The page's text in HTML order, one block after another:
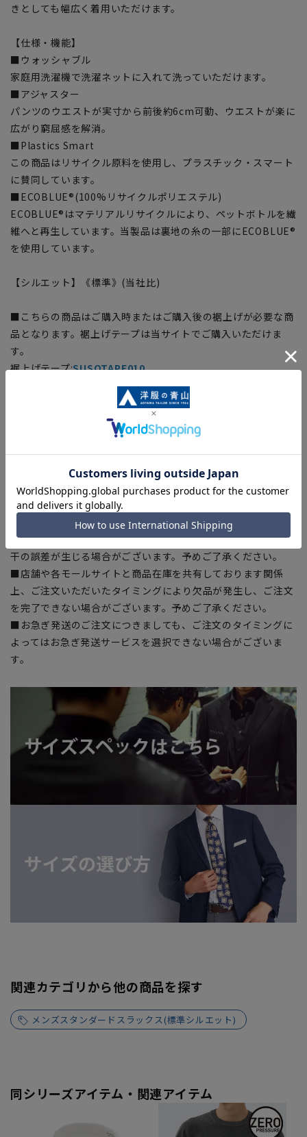
きとしても幅広く着用いただけます。
【仕様・機能】
■ウォッシャブル
家庭用洗濯機で洗濯ネットに入れて洗っていただけます。
■アジャスター
パンツのウエストが実寸から前後約6cm可動、ウエストが楽に
広がり窮屈感を解消。
■Plastics Smart
この商品はリサイクル原料を使用し、プラスチック・スマート
に賛同しています。
■ECOBLUE®(100%リサイクルポリエステル)
ECOBLUE®はマテリアルリサイクルにより、ペットボトルを繊
維へと再生しています。当製品は裏地の糸の一部にECOBLUE®
を使用しています。
【シルエット】《標準》(当社比)
■こちらの商品はご購入時またはご購入後の裾上げが必要な商
品となります。裾上げテープは当サイトでご購入いただけま
す。
裾上げテープ:SUSOTAPE010
※こちらの商品は在庫切れの場合がございます。
【商品に関するご注意】
■商品画像はサンプルのため、色味やサイズ等の仕様に変更が
ある場合がございますので、予めご了承ください。
■サイズスペックは仕上がりサイズを記載しております。
■ブラウザやお使いのモニター環境、また撮影時の室内外の光
加減により、実際の商品と掲載画像の色味が異なる場合がござ
■生地や仕様・デザインにより、着用感や実際のサイズ表に若
干の誤差が生じる場合がございます。予めご了承ください。
■店舗や各モールサイトと商品在庫を共有しております関係
上、ご注文いただいたタイミングにより欠品が発生し、ご注文
を完了できない場合がございます。予めご了承ください。
■お急ぎ発送のご注文につきましても、ご注文のタイミングに
よってはお急ぎ発送サービスを選択できない場合がございま
す。
関連カテゴリから他の商品を探す
メンズスタンダードスラックス(標準シルエット)
同シリーズアイテム・関連アイテム